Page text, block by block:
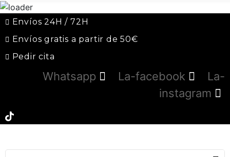
Envíos 24H / 72H
Envíos gratis a partir de 50€
Pedir cita
Whatsapp La-facebook
La-
instagram